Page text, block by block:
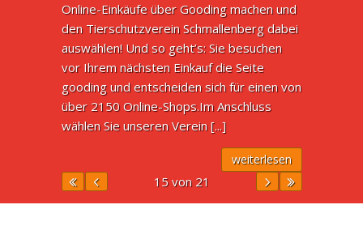
Online-Einkäufe über Gooding machen und
den Tierschutzverein Schmallenberg dabei
auswählen! Und so geht’s: Sie besuchen
vor Ihrem nächsten Einkauf die Seite
gooding und entscheiden sich für einen von
über 2150 Online-Shops.Im Anschluss
wählen Sie unseren Verein [...]
weiterlesen
15 von 21